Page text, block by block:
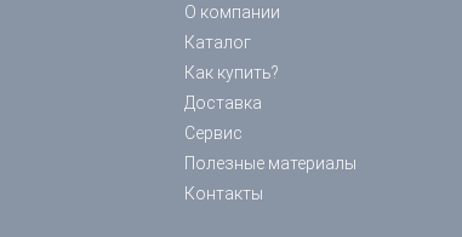
О компании
Каталог
Как купить?
Доставка
Сервис
Полезные материалы
Контакты